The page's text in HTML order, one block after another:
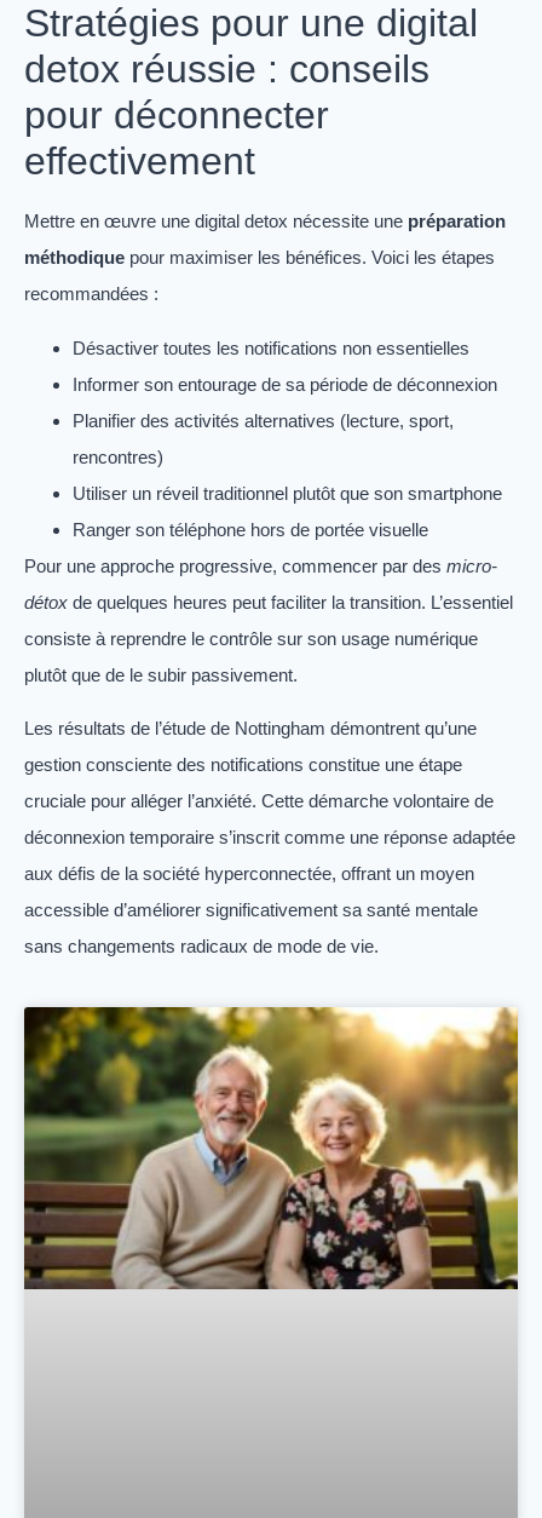
Stratégies pour une digital
detox réussie : conseils
pour déconnecter
effectivement
Mettre en œuvre une digital detox nécessite une préparation
méthodique pour maximiser les bénéfices. Voici les étapes
recommandées :
Désactiver toutes les notifications non essentielles
Informer son entourage de sa période de déconnexion
Planifier des activités alternatives (lecture, sport,
rencontres)
Utiliser un réveil traditionnel plutôt que son smartphone
Ranger son téléphone hors de portée visuelle
Pour une approche progressive, commencer par des micro-
détox de quelques heures peut faciliter la transition. L’essentiel
consiste à reprendre le contrôle sur son usage numérique
plutôt que de le subir passivement.
Les résultats de l’étude de Nottingham démontrent qu’une
gestion consciente des notifications constitue une étape
cruciale pour alléger l’anxiété. Cette démarche volontaire de
déconnexion temporaire s’inscrit comme une réponse adaptée
aux défis de la société hyperconnectée, offrant un moyen
accessible d’améliorer significativement sa santé mentale
sans changements radicaux de mode de vie.